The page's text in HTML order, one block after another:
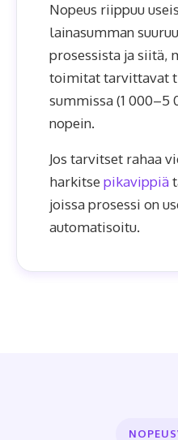
Nopeus riippuu
lainasumman
prosessista ja siitä,
toimitat tarvittavat
summissa (1 000–5
nopein.
Jos tarvitset rahaa
harkitse pikavippiä
joissa prosessi on
automatisoitu.